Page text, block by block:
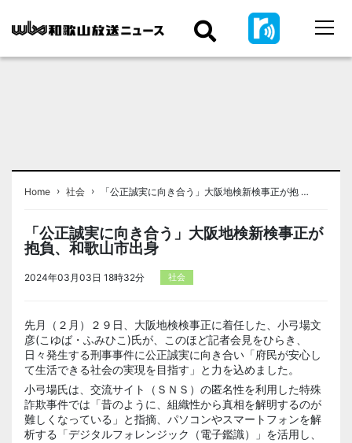
Home › 社会 › 「公正誠実に向き合う」大阪地検新検事正が抱 …
「公正誠実に向き合う」大阪地検新検事正が
抱負、和歌山市出身
2024年03月03日 18時32分 社会
先月（２月）２９日、大阪地検検事正に着任した、小弓場文
彦(こゆば・ふみひこ)氏が、このほど記者会見をひらき、
日々発生する刑事事件に公正誠実に向き合い「府民が安心し
て生活できる社会の実現を目指す」と力を込めました。
小弓場氏は、交流サイト（ＳＮＳ）の匿名性を利用した特殊
詐欺事件では「昔のように、組織性から真相を解明するのが
難しくなっている」と指摘、パソコンやスマートフォンを解
析する「デジタルフォレンジック（電子鑑識）」を活用し、